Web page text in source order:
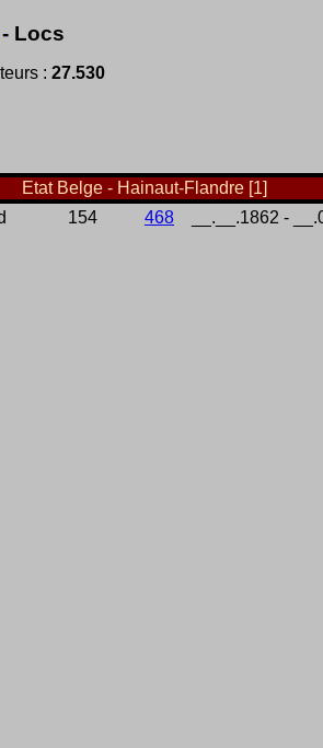
- Locs
: 27.530
Etat Belge - Hainaut-Flandre [1]
154 468 __.__.1862 -